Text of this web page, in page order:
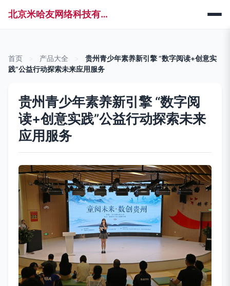
北京米哈友网络科技有限公司
首页 产品大全
贵州青少年素养新引擎 “数字阅读+创意实
践”公益行动探索未来应用服务
贵州青少年素养新引擎 “数字阅
读+创意实践”公益行动探索未来
应用服务